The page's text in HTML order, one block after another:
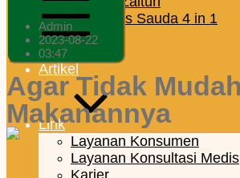
Habbatus Sauda 4 in 1
Madu
Produsen
Artikel
Link
Layanan Konsumen
Layanan Konsultasi Medis
Karier
Mobile
Menu
Admin
2023-08-22
03:47
Agar Tidak
Makanannya